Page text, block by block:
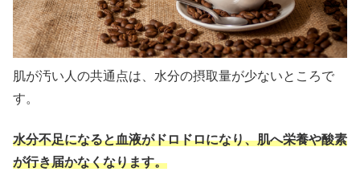
肌が汚い人の共通点は、水分の摂取量が少ないところで
す。
水分不足になると血液がドロドロになり、肌へ栄養や酸素
が行き届かなくなります。